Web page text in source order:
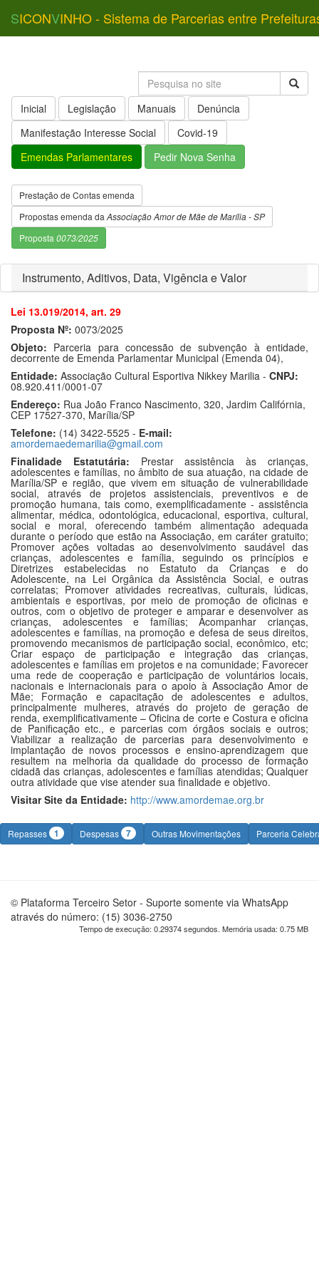
SICONVINHO - Sistema de Parcerias entre
Inicial Legislação Manuais
Denúncia
Manifestação Interesse Social
Covid-19
Emendas Parlamentares
Pedir Nova Senha
Prestação de Contas emenda
Propostas emenda da Associação Amor de Mãe de Marília - SP
Proposta 0073/2025
Instrumento, Aditivos, Data, Vigência e Valor
Lei 13.019/2014, art. 29
Proposta Nº: 0073/2025
Objeto: Parceria para concessão de subvenção à entidade,
decorrente de Emenda Parlamentar Municipal (Emenda 04),
Entidade: Associação Cultural Esportiva Nikkey Marilia - CNPJ:
08.920.411/0001-07
Endereço: Rua João Franco Nascimento, 320, Jardim Califórnia,
CEP 17527-370, Marília/SP
Telefone: (14) 3422-5525 - E-mail:
amordemaedemarilia@gmail.com
Finalidade Estatutária: Prestar assistência às crianças,
adolescentes e famílias, no âmbito de sua atuação, na cidade de
Marília/SP e região, que vivem em situação de vulnerabilidade
social, através de projetos assistenciais, preventivos e de
promoção humana, tais como, exemplificadamente - assistência
alimentar, médica, odontológica, educacional, esportiva, cultural,
social e moral, oferecendo também alimentação adequada
durante o período que estão na Associação, em caráter gratuito;
Promover ações voltadas ao desenvolvimento saudável das
crianças, adolescentes e família, seguindo os princípios e
Diretrizes estabelecidas no Estatuto da Crianças e do
Adolescente, na Lei Orgânica da Assistência Social, e outras
correlatas; Promover atividades recreativas, culturais, lúdicas,
ambientais e esportivas, por meio de promoção de oficinas e
outros, com o objetivo de proteger e amparar e desenvolver as
crianças, adolescentes e famílias; Acompanhar crianças,
adolescentes e famílias, na promoção e defesa de seus direitos,
promovendo mecanismos de participação social, econômico, etc;
Criar espaço de participação e integração das crianças,
adolescentes e famílias em projetos e na comunidade; Favorecer
uma rede de cooperação e participação de voluntários locais,
nacionais e internacionais para o apoio à Associação Amor de
Mãe; Formação e capacitação de adolescentes e adultos,
principalmente mulheres, através do projeto de geração de
renda, exemplificativamente – Oficina de corte e Costura e oficina
de Panificação etc., e parcerias com órgãos sociais e outros;
Viabilizar a realização de parcerias para desenvolvimento e
implantação de novos processos e ensino-aprendizagem que
resultem na melhoria da qualidade do processo de formação
cidadã das crianças, adolescentes e famílias atendidas; Qualquer
outra atividade que vise atender sua finalidade e objetivo.
Visitar Site da Entidade: http://www.amordemae.org.br
Repasses 1 Despesas 7 Outras Movimentações Parceria
© Plataforma Terceiro Setor - Suporte somente via WhatsApp
através do número: (15) 3036-2750
Tempo de execução: 0.29374 segundos. Memória usada: 0.75 MB